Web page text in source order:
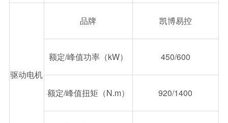
驱动电机
品牌 凯博易控
额定/峰值功率（kW） 450/600
额定/峰值扭矩（N.m） 920/1400